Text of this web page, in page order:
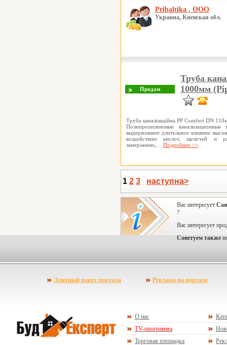
Pribaltika , ООО
Украина, Киевская обл.
Труба
1000мм
Труба каналізаційна PP Comfort DN
Полипропиленовые
выдерживают длительное влияние
воздействию кислот, щелочей и
замерзанию,… Подробнее >>
1 2 3 наступна>
Вас интересует
?
Вас интересует
Советуем также
Элитный пакет портала Реклама на портале
О нас
TV-программа
Торговая площадка